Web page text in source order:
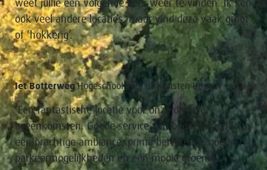
weet jullie een volgende keer weer te vinden. Ik ken
ook veel andere locaties, maar vind deze vaak groot
of ‘hokkerig’.
Iet Botterweg Hogeschool voor de Kunsten Utrecht
‘Een fantastische locatie voor onze diverse
bijeenkomsten. Goede service van begin tot einde in
een prachtige ambiance, prima bereikbaar, goede
parkeermogelijkheden en een mooie groene